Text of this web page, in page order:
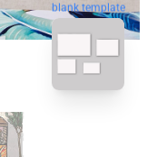
blank template